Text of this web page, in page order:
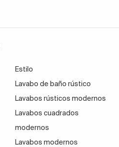
Estilo
Lavabo de baño rústico
Lavabos rústicos modernos
Lavabos cuadrados
modernos
Lavabos modernos